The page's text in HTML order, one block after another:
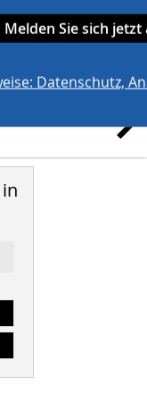
Melden Sie sich jetzt
Datenschutz,